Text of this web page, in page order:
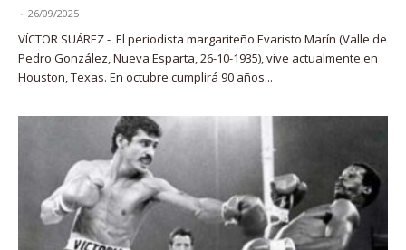
- 26/09/2025
VÍCTOR SUÁREZ - El periodista margariteño Evaristo Marín (Valle de
Pedro González, Nueva Esparta, 26-10-1935), vive actualmente en
Houston, Texas. En octubre cumplirá 90 años...